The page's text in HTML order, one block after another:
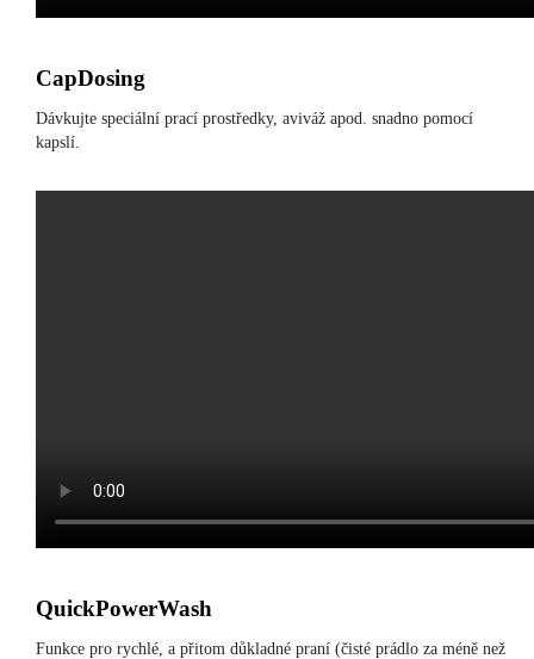
CapDosing
Dávkujte speciální prací prostředky, aviváž apod. snadno pomocí
kapslí.
QuickPowerWash
Funkce pro rychlé, a přitom důkladné praní (čisté prádlo za méně než